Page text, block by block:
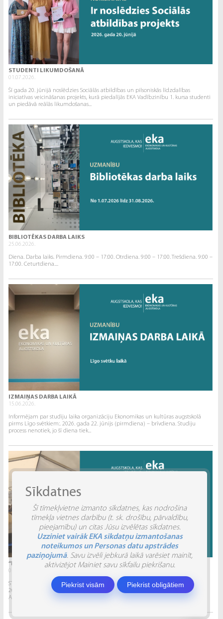
STUDENTI LIKUMDOŠANĀ
01.07.2026.
Šī gada 20. jūnijā noslēdzies Sociālās atbildības un pilsoniskās līdzdalības
iniciatīvas veicināšanas projekts, kurā piedalījās EKA Vadībzinību 1. kursa studenti
un piedāvā reālās likumdošanas...
BIBLIOTĒKAS DARBA LAIKS
25.06.2026.
Diena. Darba laiks. Pirmdiena. 9:00 – 17:00. Otrdiena. 9:00 – 17:00. Trešdiena. 9:00 –
17:00. Ceturtdiena....
IZMAIŅAS DARBA LAIKĀ
15.06.2026.
Informējam par studiju laika organizāciju Ekonomikas un kultūras augstskolā
pirms Līgo svētkiem:. 2026. gada 22. jūnijs (pirmdiena) – brīvdiena. Studiju
process nenotiek, jo šī diena tiek...
“INVENTIO 2026” ATSKATS
04.06.2026.
STUDĒJOŠO STARPTAUTISKĀ ZINĀTNISKI PRAKTISKĀ KONFERENCE “INVENTIO 2026”.
2026. gada 29. un 30. maijā Ekonomikas un kultūras augstskola sadarbībā ar
Alberta Koledžu organizēja Studējošo...
Sīkdatnes
Šī tīmekļvietne izmanto sīkdatnes, kas nodrošina
tīmekļa vietnes darbību (t. sk. drošību, pārvaldību,
pieejamību) un citas Jūsu izvēlētas sīkdatnes.
Uzziniet vairāk EKA sīkdatņu izmantošanas
noteikumos un Personas datu apstrādes
paziņojumā. Savu izvēli jebkurā laikā varēsiet mainīt,
aktivizējot Mainiet savu sīkfailu piekrišanu.
Piekrist visām Piekrist obligātiem